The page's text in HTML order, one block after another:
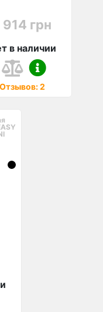
914 грн
в наличии
Отзывов: 2